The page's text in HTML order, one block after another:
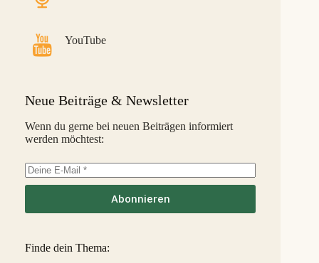
31
32 Savy
InSoil 2,6 % S
37 Linked Finance -6,3 % S
YouTube
Neue Beiträge & Newsletter
Wenn du gerne bei neuen Beiträgen informiert
werden möchtest:
Abonnieren
Finde dein Thema: